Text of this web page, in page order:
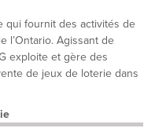
qui fournit des activités de
l’Ontario. Agissant de
exploite et gère des
de jeux de loterie dans